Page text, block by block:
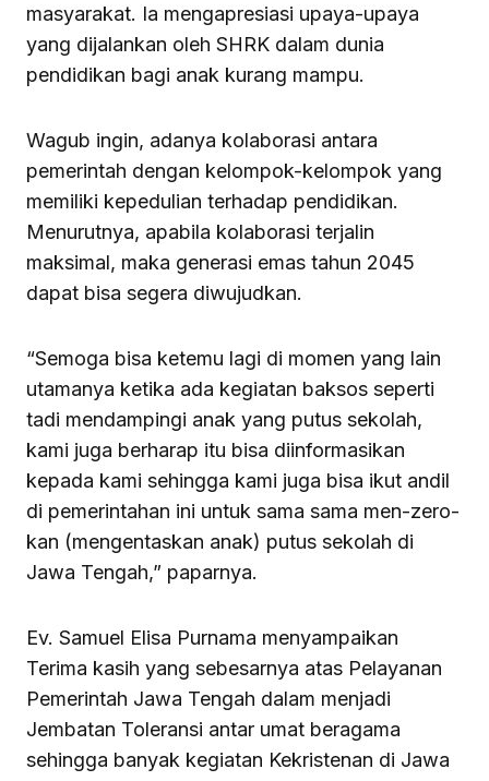
masyarakat. Ia mengapresiasi upaya-upaya
yang dijalankan oleh SHRK dalam dunia
pendidikan bagi anak kurang mampu.
Wagub ingin, adanya kolaborasi antara
pemerintah dengan kelompok-kelompok yang
memiliki kepedulian terhadap pendidikan.
Menurutnya, apabila kolaborasi terjalin
maksimal, maka generasi emas tahun 2045
dapat bisa segera diwujudkan.
“Semoga bisa ketemu lagi di momen yang lain
utamanya ketika ada kegiatan baksos seperti
tadi mendampingi anak yang putus sekolah,
kami juga berharap itu bisa diinformasikan
kepada kami sehingga kami juga bisa ikut andil
di pemerintahan ini untuk sama sama men-zero-
kan (mengentaskan anak) putus sekolah di
Jawa Tengah,” paparnya.
Ev. Samuel Elisa Purnama menyampaikan
Terima kasih yang sebesarnya atas Pelayanan
Pemerintah Jawa Tengah dalam menjadi
Jembatan Toleransi antar umat beragama
sehingga banyak kegiatan Kekristenan di Jawa